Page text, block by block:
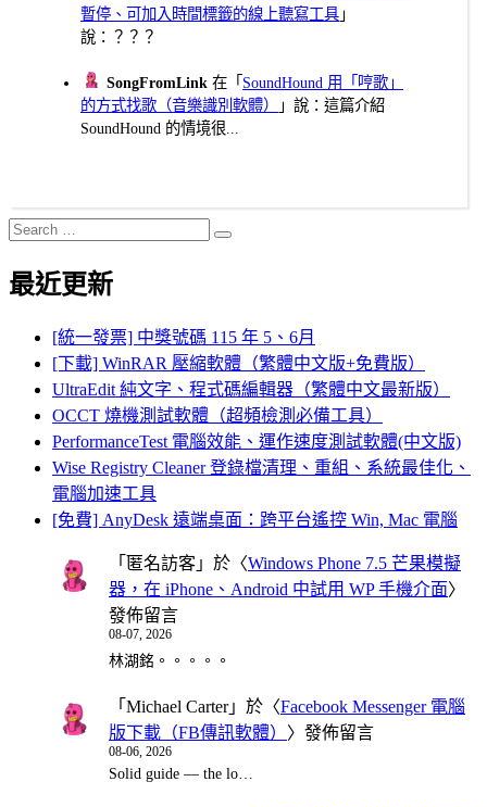
暫停、可加入時間標籤的線上聽寫工具 」
說：？？？
SongFromLink 在「 SoundHound 用「哼歌」
的方式找歌（音樂識別軟體）
」說：這篇介紹
SoundHound 的情境很...
Search
for:
Search
最近更新
[統一發票] 中獎號碼 115 年 5、6月
[下載] WinRAR 壓縮軟體（繁體中文版+免費版）
UltraEdit 純文字、程式碼編輯器（繁體中文最新版）
OCCT 燒機測試軟體（超頻檢測必備工具）
PerformanceTest 電腦效能、運作速度測試軟體(中文版)
Wise Registry Cleaner 登錄檔清理、重組、系統最佳化、
電腦加速工具
[免費] AnyDesk 遠端桌面：跨平台遙控 Win, Mac 電腦
「 匿名訪客 」於〈Windows Phone 7.5 芒果模擬
器，在 iPhone、Android 中試用 WP 手機介面〉
發佈留言
08-07, 2026
林湖銘。。。。。
「 Michael Carter」於〈Facebook Messenger 電腦
版下載（FB傳訊軟體） 〉發佈留言
08-06, 2026
Solid guide — the lo…